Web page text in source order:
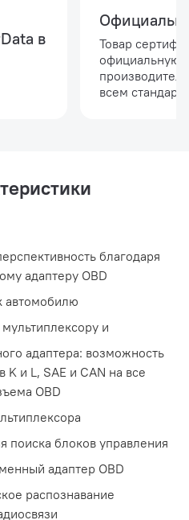
в
Товар
официальную
всем
благодаря
адаптеру OBD
автомобилю
и
адаптера: возможность
и L, SAE и CAN на все
OBD
поиска блоков управления
адаптер OBD
распознавание